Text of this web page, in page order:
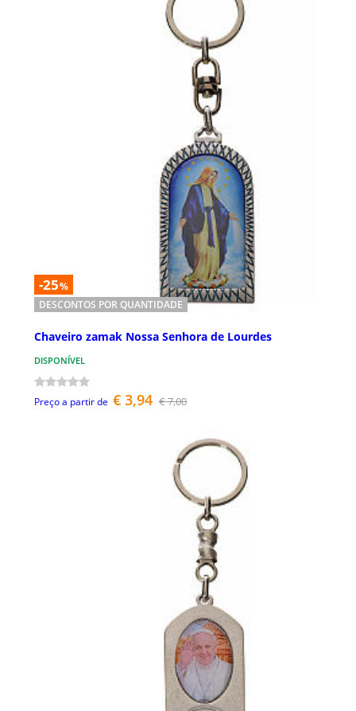
-25%
DESCONTOS POR QUANTIDADE
Chaveiro zamak Nossa Senhora de Lourdes
DISPONÍVEL
Preço a partir de € 3,94 € 7,00